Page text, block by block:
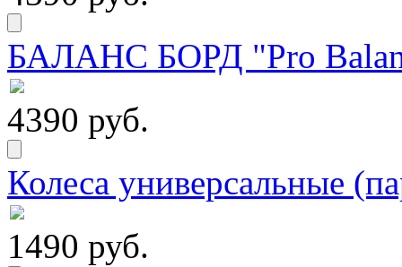
БАЛАНС БОРД "Pro
4390 руб.
Колеса универсальные
1490 руб.